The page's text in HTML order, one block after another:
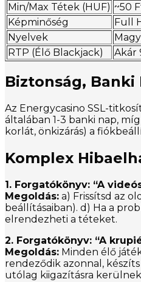
Min/Max Tétek (HUF) ~50
Képminőség
Full
Nyelvek
RTP (Élő Blackjack)
Akár
Biztonság,
Az Energycasino SSL-
általában 1-3 banki nap,
korlát, önkizárás) a
Komplex
1. Forgatókönyv: “A
Megoldás: a) Frissítsd az
beállításaiban). d) Ha a
elrendezheti a téteket.
2. Forgatókönyv: “A
Megoldás: Minden élő
rendeződik azonnal,
utólag kiigazításra